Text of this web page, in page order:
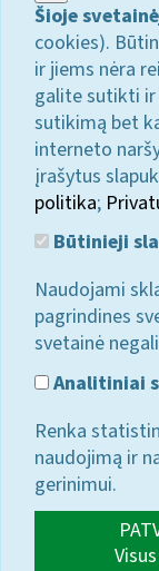
Šioje
cookies).
ir jiems nėra
galite sutikti ir
sutikimą bet
interneto
įrašytus
politika;
Būtinieji
Naudojami
pagrindines
svetainė
Analitiniai
Renka
naudojimą ir
gerinimui.